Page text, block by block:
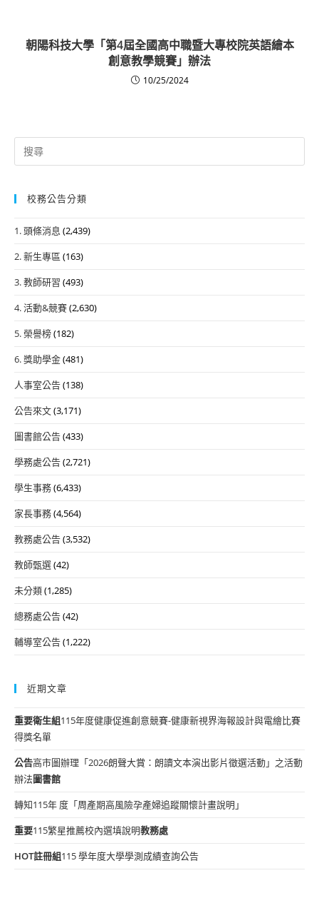
朝陽科技大學「第4屆全國高中職暨大專校院英語繪本
創意教學競賽」辦法
10/25/2024
Search
for:
校務公告分類
1. 頭條消息 (2,439)
2. 新生專區 (163)
3. 教師研習 (493)
4. 活動&競賽(2,630)
5. 榮譽榜(182)
6. 獎助學金(481)
人事室公告(138)
公告來文(3,171)
圖書館公告(433)
學務處公告(2,721)
學生事務(6,433)
家長事務(4,564)
教務處公告(3,532)
教師甄選(42)
未分類(1,285)
總務處公告(42)
輔導室公告(1,222)
近期文章
重要衛生組115年度健康促進創意競賽-健康新視界海報設計與電繪比賽
得獎名單
公告高市圖辦理「2026朗聲大賞：朗讀文本演出影片徵選活動」之活動
辦法圖書館
轉知115年 度「周產期高風險孕產婦追蹤關懷計畫說明」
重要115繁星推薦校內選填說明教務處
HOT註冊組115 學年度大學學測成績查詢公告